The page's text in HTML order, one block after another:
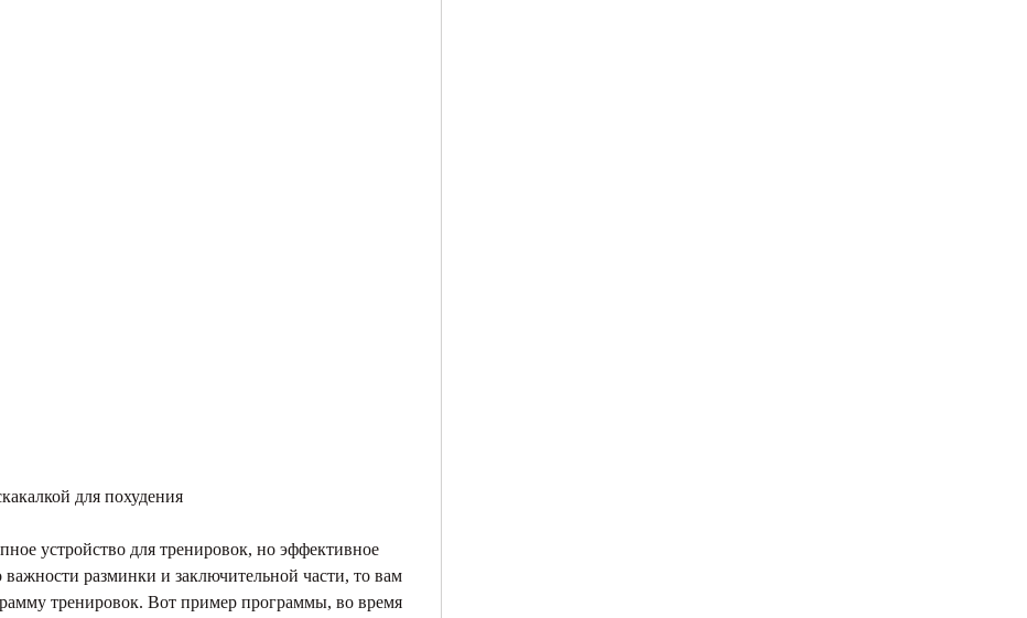
для похудения
устройство для тренировок, но эффективное
разминки и заключительной части, то вам
тренировок. Вот пример программы, во время